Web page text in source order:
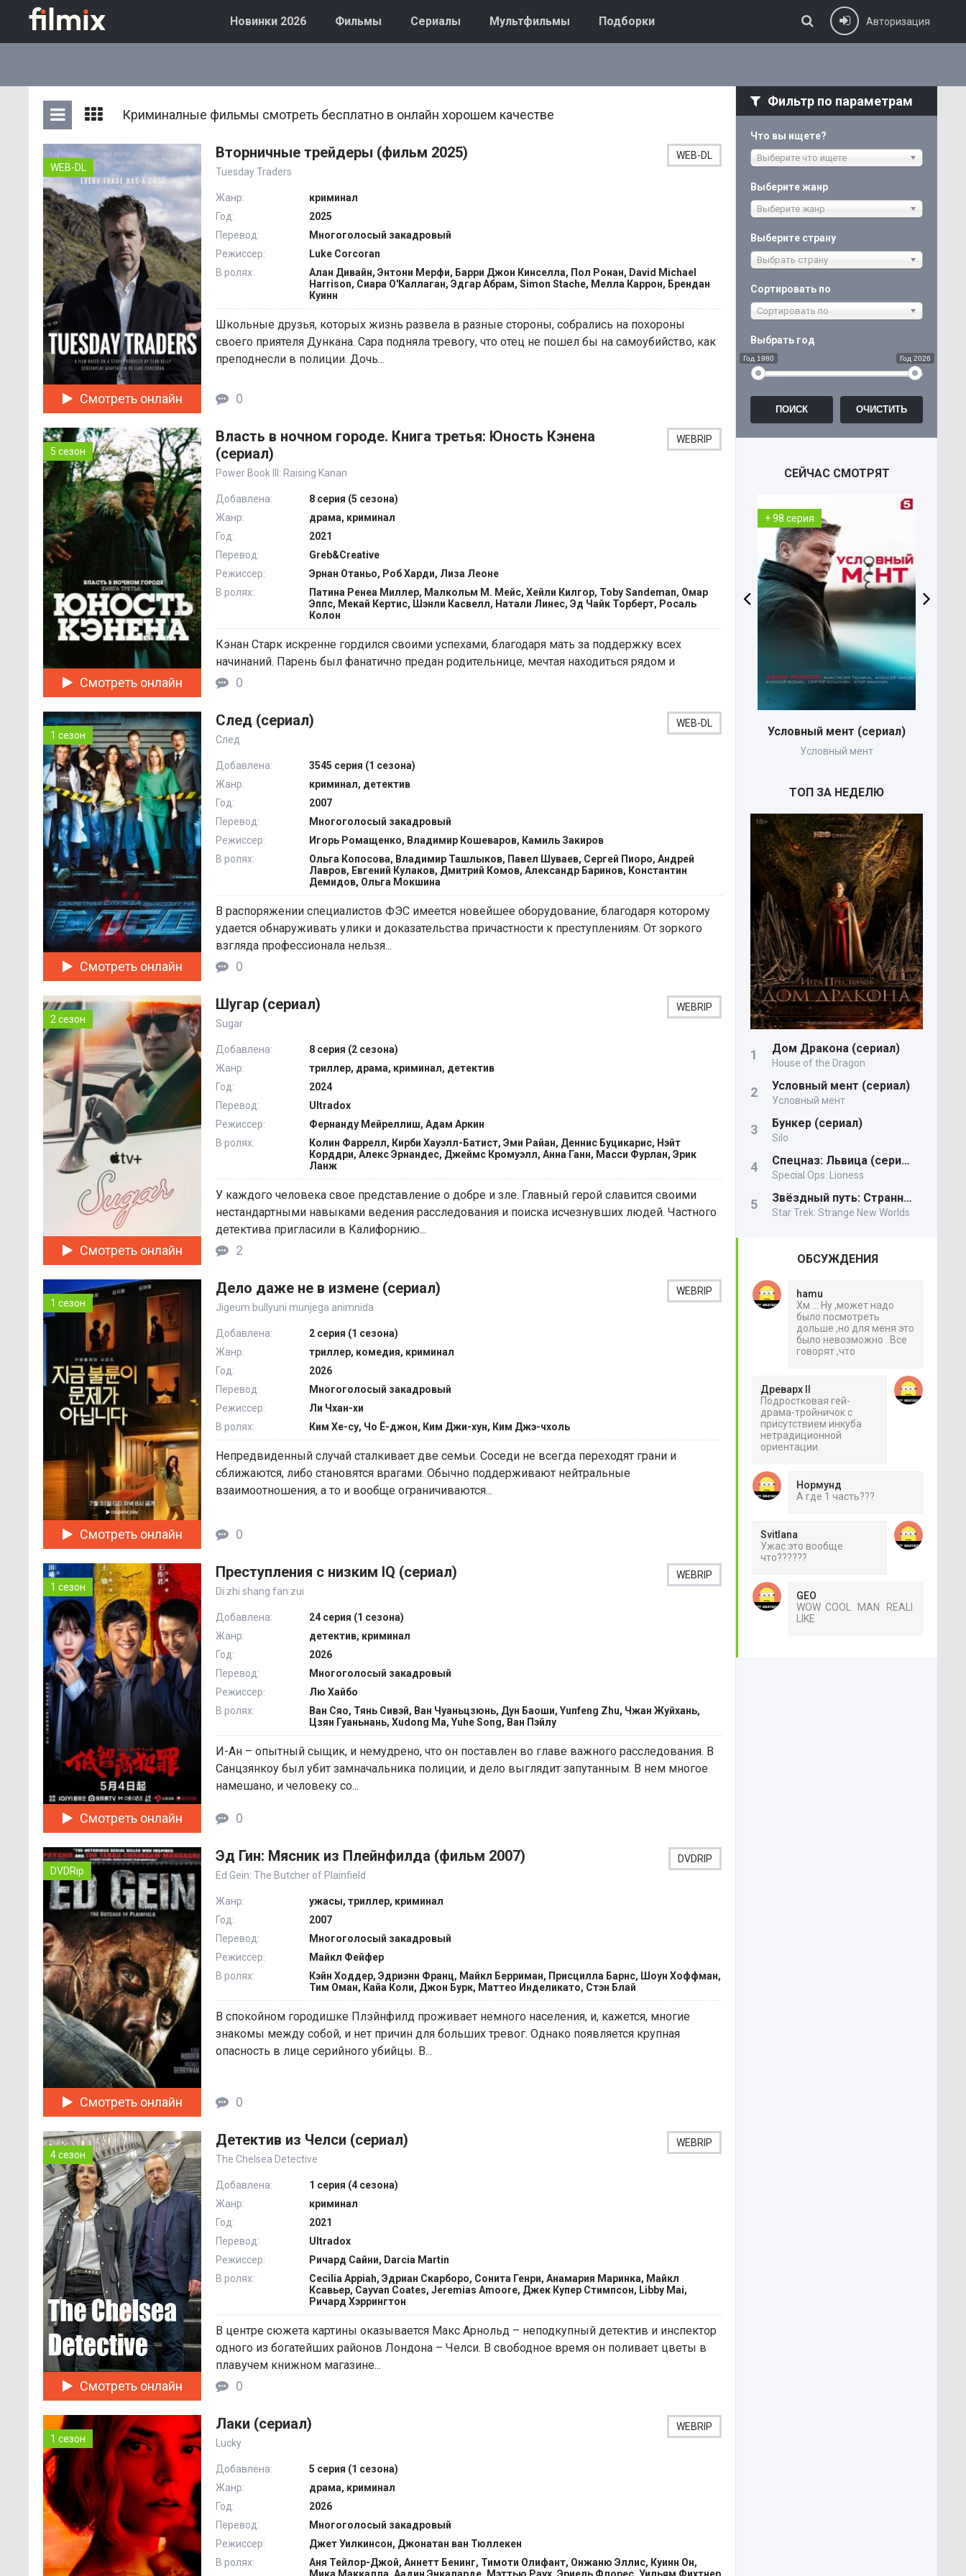
Новинки 2026 Фильмы Сериалы Мультфильмы Подборки Авторизация
Криминалные фильмы смотреть бесплатно в онлайн хорошем качестве
WEB-DL
Вторничные трейдеры (фильм 2025)
Tuesday Traders
WEB-DL
Жанр:
криминал
Год:
2025
Перевод:
Многоголосый закадровый
Режиссер:
Luke Corcoran
В ролях:
Алан Дивайн, Энтони Мерфи, Барри Джон Кинселла, Пол Ронан, David Michael
Harrison, Сиара О'Каллаган, Эдгар Абрам, Simon Stache, Мелла Каррон, Брендан
Куинн
Школьные друзья, которых жизнь развела в разные стороны, собрались на похороны
своего приятеля Дункана. Сара подняла тревогу, что отец не пошел бы на самоубийство, как
преподнесли в полиции. Дочь...
Смотреть онлайн 0
5 сезон
Власть в ночном городе. Книга третья: Юность Кэнена
(сериал)
Power Book III: Raising Kanan
WEBRIP
Добавлена:
8 серия (5 сезона)
Жанр:
драма, криминал
Год:
2021
Перевод:
Greb&Creative
Режиссер:
Эрнан Отаньо, Роб Харди, Лиза Леоне
В ролях:
Патина Ренеа Миллер, Малкольм М. Мейс, Хейли Килгор, Toby Sandeman, Омар
Эппс, Мекай Кертис, Шэнли Касвелл, Натали Линес, Эд Чайк Торберт, Росаль
Колон
Кэнан Старк искренне гордился своими успехами, благодаря мать за поддержку всех
начинаний. Парень был фанатично предан родительнице, мечтая находиться рядом и
повторить успех в профессии. Но Рэкел не...
Смотреть онлайн 0
1 сезон
След (сериал)
След
WEB-DL
Добавлена:
3545 серия (1 сезона)
Жанр:
криминал, детектив
Год:
2007
Перевод:
Многоголосый закадровый
Режиссер:
Игорь Ромащенко, Владимир Кошеваров, Камиль Закиров
В ролях:
Ольга Копосова, Владимир Ташлыков, Павел Шуваев, Сергей Пиоро, Андрей
Лавров, Евгений Кулаков, Дмитрий Комов, Александр Баринов, Константин
Демидов, Ольга Мокшина
В распоряжении специалистов ФЭС имеется новейшее оборудование, благодаря которому
удается обнаруживать улики и доказательства причастности к преступлениям. От зоркого
взгляда профессионала нельзя...
Смотреть онлайн 0
2 сезон
Шугар (сериал)
Sugar
WEBRIP
Добавлена:
8 серия (2 сезона)
Жанр:
триллер, драма, криминал, детектив
Год:
2024
Перевод:
Ultradox
Режиссер:
Фернанду Мейреллиш, Адам Аркин
В ролях:
Колин Фаррелл, Кирби Хауэлл-Батист, Эми Райан, Деннис Буцикарис, Нэйт
Корддри, Алекс Эрнандес, Джеймс Кромуэлл, Анна Ганн, Масси Фурлан, Эрик
Ланж
У каждого человека свое представление о добре и зле. Главный герой славится своими
нестандартными навыками ведения расследования и поиска исчезнувших людей. Частного
детектива пригласили в Калифорнию...
Смотреть онлайн 2
1 сезон
Дело даже не в измене (сериал)
Jigeum bullyuni munjega animnida
WEBRIP
Добавлена:
2 серия (1 сезона)
Жанр:
триллер, комедия, криминал
Год:
2026
Перевод:
Многоголосый закадровый
Режиссер:
Ли Чхан-хи
В ролях:
Ким Хе-су, Чо Ё-джон, Ким Джи-хун, Ким Джэ-чхоль
Непредвиденный случай сталкивает две семьи. Соседи не всегда переходят грани и
сближаются, либо становятся врагами. Обычно поддерживают нейтральные
взаимоотношения, а то и вообще ограничиваются...
Смотреть онлайн 0
1 сезон
Преступления с низким IQ (сериал)
Di zhi shang fan zui
WEBRIP
Добавлена:
24 серия (1 сезона)
Жанр:
детектив, криминал
Год:
2026
Перевод:
Многоголосый закадровый
Режиссер:
Лю Хайбо
В ролях:
Ван Сяо, Тянь Сивэй, Ван Чуаньцзюнь, Дун Баоши, Yunfeng Zhu, Чжан Жуйхань,
Цзян Гуаньнань, Xudong Ma, Yuhe Song, Ван Пэйлу
И-Ан – опытный сыщик, и немудрено, что он поставлен во главе важного расследования. В
Санцзянкоу был убит замначальника полиции, и дело выглядит запутанным. В нем многое
намешано, и человеку со...
Смотреть онлайн 0
DVDRip
Эд Гин: Мясник из Плейнфилда (фильм 2007)
Ed Gein: The Butcher of Plainfield
DVDRIP
Жанр:
ужасы, триллер, криминал
Год:
2007
Перевод:
Многоголосый закадровый
Режиссер:
Майкл Фейфер
В ролях:
Кэйн Ходдер, Эдриэнн Франц, Майкл Берриман, Присцилла Барнс, Шоун Хоффман,
Тим Оман, Кайа Коли, Джон Бурк, Маттео Инделикато, Стэн Блай
В спокойном городишке Плэйнфилд проживает немного населения, и, кажется, многие
знакомы между собой, и нет причин для больших тревог. Однако появляется крупная
опасность в лице серийного убийцы. В...
Смотреть онлайн 0
4 сезон
Детектив из Челси (сериал)
The Chelsea Detective
WEBRIP
Добавлена:
1 серия (4 сезона)
Жанр:
криминал
Год:
2021
Перевод:
Ultradox
Режиссер:
Ричард Сайни, Darcia Martin
В ролях:
Cecilia Appiah, Эдриан Скарборо, Сонита Генри, Анамария Маринка, Майкл
Ксавьер, Cayvan Coates, Jeremias Amoore, Джек Купер Стимпсон, Libby Mai,
Ричард Хэррингтон
В центре сюжета картины оказывается Макс Арнольд – неподкупный детектив и инспектор
одного из богатейших районов Лондона – Челси. В свободное время он поливает цветы в
плавучем книжном магазине...
Смотреть онлайн 0
1 сезон
Лаки (сериал)
Lucky
WEBRIP
Добавлена:
5 серия (1 сезона)
Жанр:
драма, криминал
Год:
2026
Перевод:
Многоголосый закадровый
Режиссер:
Джет Уилкинсон, Джонатан ван Тюллекен
В ролях:
Аня Тейлор-Джой, Аннетт Бенинг, Тимоти Олифант, Онжаню Эллис, Куинн Он,
Фильтр по параметрам
Что вы ищете?
Выберите что ищете
Выберите жанр
Выберите жанр
Выберите страну
Выбрать страну
Сортировать по
Сортировать по
Выбрать год
Год 1980 Год 2026
СЕЙЧАС СМОТРЯТ
+ 98 серия
Условный мент (сериал)
Условный мент
ТОП ЗА НЕДЕЛЮ
Дом Дракона (сериал)
House of the Dragon
Условный мент (сериал)
Условный мент
Бункер (сериал)
Silo
Спецназ: Львица (сериал)
Special Ops: Lioness
Звёздный путь: Странные новые миры
Star Trek: Strange New Worlds
ОБСУЖДЕНИЯ
hamu
Хм ... Ну ,может надо
было посмотреть
дольше ,но для меня это
было невозможно . Все
говорят ,что
Древарх II
Подростковая гей-
драма-тройничок с
присутствием инкуба
нетрадиционной
ориентации.
Нормунд
А где 1 часть???
Svitlana
Ужас.это вообще
что??????
GEO
WOW COOL MAN REALI
LIKE